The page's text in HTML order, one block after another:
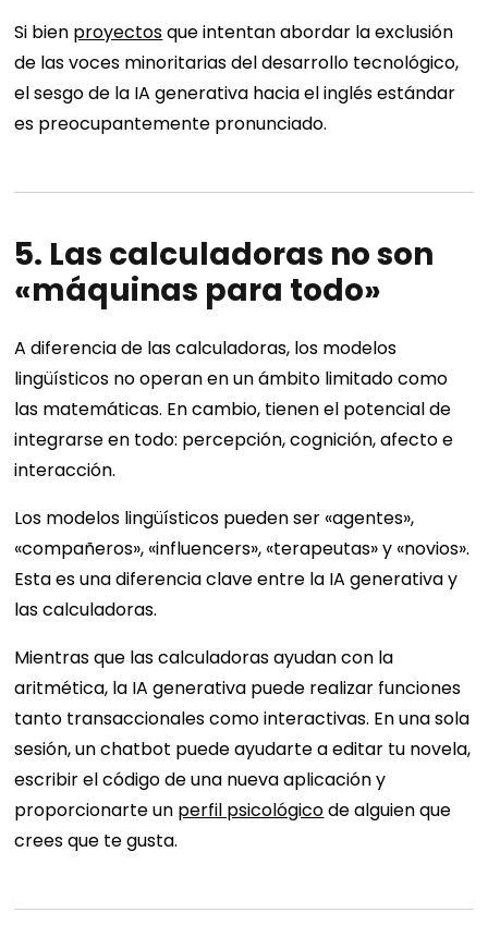
Si bien proyectosque intentan abordar la exclusión
de las voces minoritarias del desarrollo tecnológico,
el sesgo de la IA generativa hacia el inglés estándar
es preocupantemente pronunciado.
5. Las calculadoras no son
«máquinas para todo»
A diferencia de las calculadoras, los modelos
lingüísticos no operan en un ámbito limitado como
las matemáticas. En cambio, tienen el potencial de
integrarse en todo: percepción, cognición, afecto e
interacción.
Los modelos lingüísticos pueden ser «agentes»,
«compañeros», «influencers», «terapeutas» y «novios».
Esta es una diferencia clave entre la IA generativa y
las calculadoras.
Mientras que las calculadoras ayudan con la
aritmética, la IA generativa puede realizar funciones
tanto transaccionales como interactivas. En una sola
sesión, un chatbot puede ayudarte a editar tu novela,
escribir el código de una nueva aplicación y
proporcionarte un perfil psicológicode alguien que
crees que te gusta.